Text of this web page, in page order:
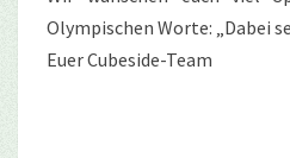
Olympischen Worte: „Dabei
Euer Cubeside-Team